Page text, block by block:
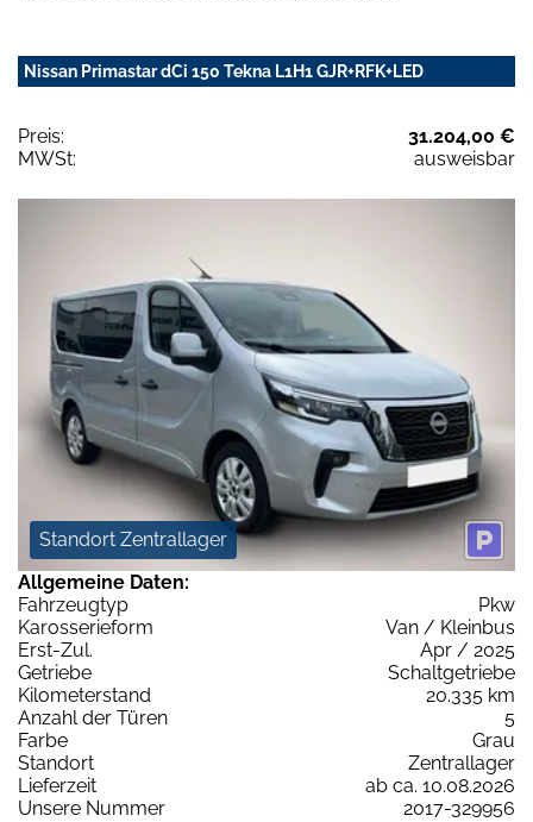
Nissan Primastar dCi 150 Tekna L1H1 GJR+RFK+LED
Preis:
31.204,00 €
MWSt:
ausweisbar
Standort Zentrallager
Allgemeine Daten:
Fahrzeugtyp
Pkw
Karosserieform
Van / Kleinbus
Erst-Zul.
Apr / 2025
Getriebe
Schaltgetriebe
Kilometerstand
20.335 km
Anzahl der Türen
5
Farbe
Grau
Standort
Zentrallager
Lieferzeit
ab ca. 10.08.2026
Unsere Nummer
2017-329956